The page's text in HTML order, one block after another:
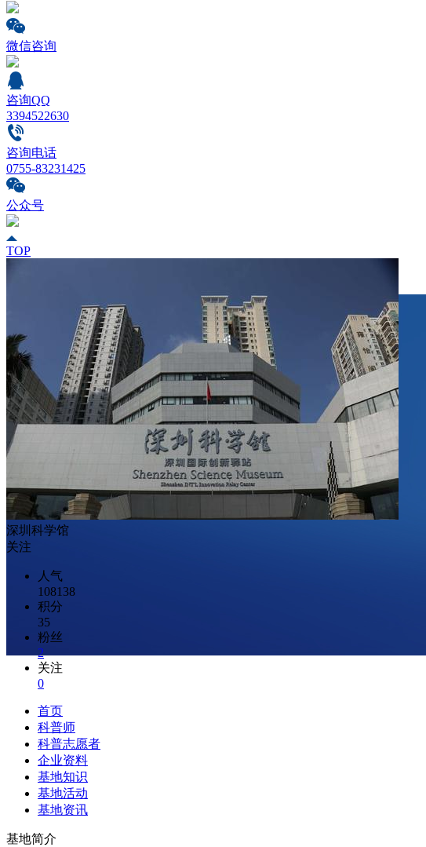
微信咨询
咨询QQ
3394522630
咨询电话
0755-83231425
公众号
TOP
深圳科学馆
关注
人气
108138
积分
35
粉丝
2
关注
0
首页
科普师
科普志愿者
企业资料
基地知识
基地活动
基地资讯
基地简介